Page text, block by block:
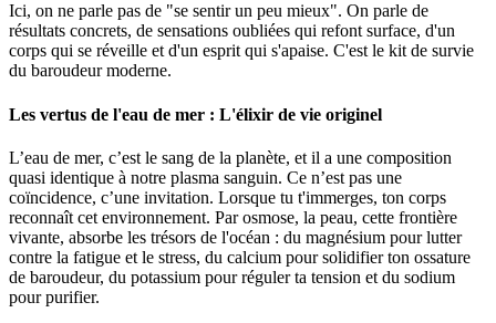
Ici, on ne parle pas de "se sentir un peu mieux". On parle de
résultats concrets, de sensations oubliées qui refont surface, d'un
corps qui se réveille et d'un esprit qui s'apaise. C'est le kit de survie
du baroudeur moderne.
Les vertus de l'eau de mer : L'élixir de vie originel
L’eau de mer, c’est le sang de la planète, et il a une composition
quasi identique à notre plasma sanguin. Ce n’est pas une
coïncidence, c’une invitation. Lorsque tu t'immerges, ton corps
reconnaît cet environnement. Par osmose, la peau, cette frontière
vivante, absorbe les trésors de l'océan : du magnésium pour lutter
contre la fatigue et le stress, du calcium pour solidifier ton ossature
de baroudeur, du potassium pour réguler ta tension et du sodium
pour purifier.